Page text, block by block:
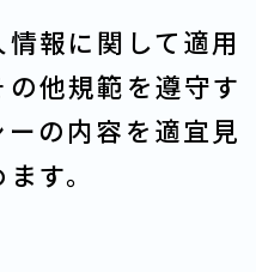
報に関して適用
他規範を遵守す
の内容を適宜見
す。